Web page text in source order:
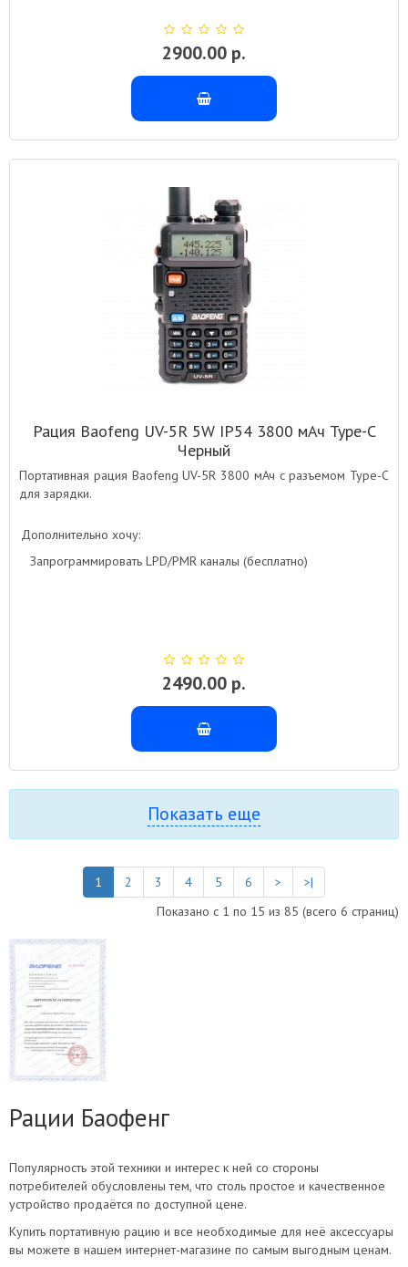
2900.00 р.
Рация Baofeng UV-5R 5W IP54 3800 мАч Type-C
Черный
Портативная рация Baofeng UV-5R 3800 мАч с разъемом Type-C
для зарядки.
Дополнительно хочу:
Запрограммировать LPD/PMR каналы (бесплатно)
2490.00 р.
Показать еще
1 2 3 4 5 6 >
>|
Показано с 1 по 15 из 85 (всего 6 страниц)
Рации Баофенг
Популярность этой техники и интерес к ней со стороны
потребителей обусловлены тем, что столь простое и качественное
устройство продаётся по доступной цене.
Купить портативную рацию и все необходимые для неё аксессуары
вы можете в нашем интернет-магазине по самым выгодным ценам.